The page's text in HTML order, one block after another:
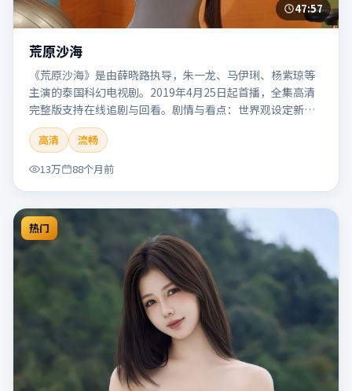
47:57
荒原沙海
《荒原沙海》是由薛晓路执导，朱一龙、马伊琍、杨紫琼等
主演的泰国科幻电视剧。2019年4月25日起首播，全集高清
完整版支持在线追剧与回看。剧情与看点：世界观设定新
颖，视觉奇观与哲思并存，探讨科技与人性的边界。本片适
合检索「荒原沙海」「薛晓路」「科幻」「泰国」「2019」
「2019-04-25上映」等关键词的影迷阅读简介与主创信息。
高清
流畅
13万
88个月前
热门